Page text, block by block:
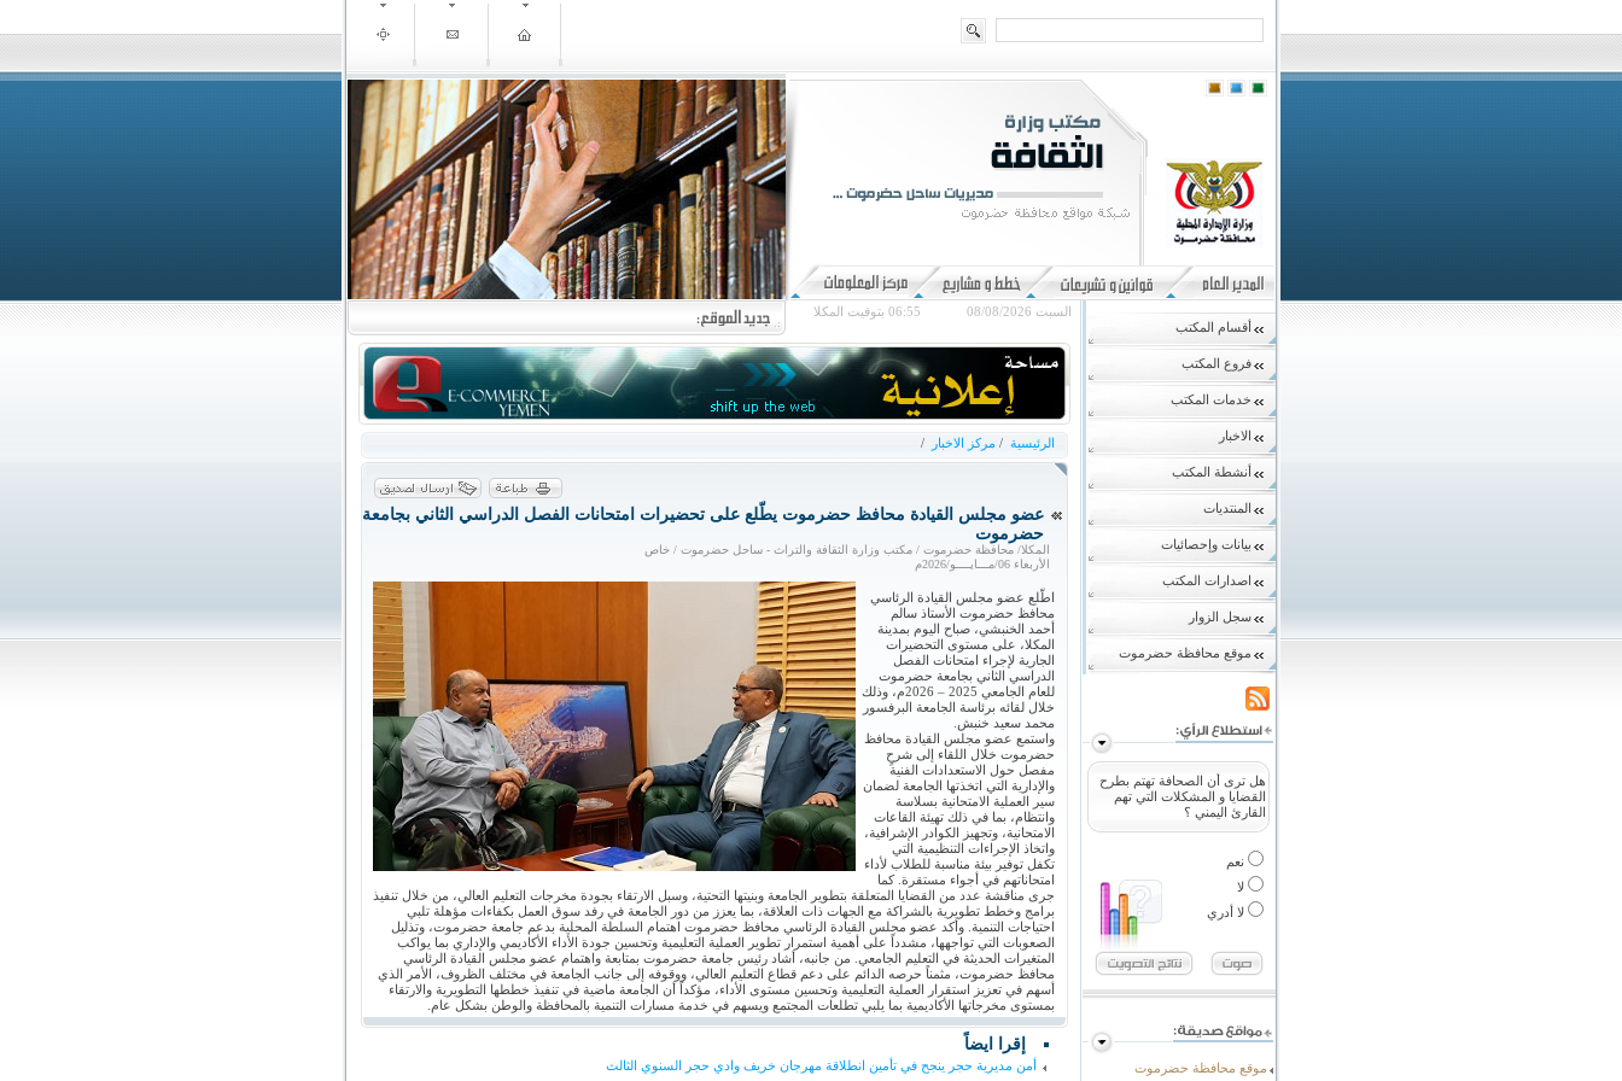
السبت 08/08/2026 06:55 بتوقيت المكلا
أقسام المكتب
فروع المكتب
خدمات المكتب
الاخبار
أنشطة المكتب
المنتديات
بيانات وإحصائيات
اصدارات المكتب
سجل الزوار
موقع محافظة حضرموت
هل ترى أن الصحافة تهتم بطرح
القضايا و المشكلات التي تهم
القارئ اليمني ؟
نعم
لا
لا أدري
موقع محافظة حضرموت
الرئيسية / مركز الاخبار /
عضو مجلس القيادة محافظ حضرموت يطّلع على تحضيرات امتحانات الفصل الدراسي الثاني بجامعة
حضرموت
المكلا/ محافظة حضرموت / مكتب وزارة الثقافة والتراث - ساحل حضرموت / خاص
الأربعاء 06/مـــايــــو/2026م
اطّلع عضو مجلس القيادة الرئاسي
محافظ حضرموت الأستاذ سالم
أحمد الخنبشي، صباح اليوم بمدينة
المكلا، على مستوى التحضيرات
الجارية لإجراء امتحانات الفصل
الدراسي الثاني بجامعة حضرموت
للعام الجامعي 2025 – 2026م، وذلك
خلال لقائه برئاسة الجامعة البرفسور
محمد سعيد خنبش.
واستمع عضو مجلس القيادة محافظ
حضرموت خلال اللقاء إلى شرحٍ
مفصل حول الاستعدادات الفنية
والإدارية التي اتخذتها الجامعة لضمان
سير العملية الامتحانية بسلاسة
وانتظام، بما في ذلك تهيئة القاعات
الامتحانية، وتجهيز الكوادر الإشرافية،
واتخاذ الإجراءات التنظيمية التي
تكفل توفير بيئة مناسبة للطلاب لأداء
امتحاناتهم في أجواء مستقرة. كما
جرى مناقشة عدد من القضايا المتعلقة بتطوير الجامعة وبنيتها التحتية، وسبل الارتقاء بجودة مخرجات التعليم العالي، من خلال تنفيذ
برامج وخطط تطويرية بالشراكة مع الجهات ذات العلاقة، بما يعزز من دور الجامعة في رفد سوق العمل بكفاءات مؤهلة تلبي
احتياجات التنمية. وأكد عضو مجلس القيادة الرئاسي محافظ حضرموت اهتمام السلطة المحلية بدعم جامعة حضرموت، وتذليل
الصعوبات التي تواجهها، مشدداً على أهمية استمرار تطوير العملية التعليمية وتحسين جودة الأداء الأكاديمي والإداري بما يواكب
المتغيرات الحديثة في التعليم الجامعي. من جانبه، أشاد رئيس جامعة حضرموت بمتابعة واهتمام عضو مجلس القيادة الرئاسي
محافظ حضرموت، مثمناً حرصه الدائم على دعم قطاع التعليم العالي، ووقوفه إلى جانب الجامعة في مختلف الظروف، الأمر الذي
أسهم في تعزيز استقرار العملية التعليمية وتحسين مستوى الأداء، مؤكداً أن الجامعة ماضية في تنفيذ خططها التطويرية والارتقاء
بمستوى مخرجاتها الأكاديمية بما يلبي تطلعات المجتمع ويسهم في خدمة مسارات التنمية بالمحافظة والوطن بشكل عام.
إقرا ايضاً
أمن مديرية حجر ينجح في تأمين انطلاقة مهرجان خريف وادي حجر السنوي الثالث